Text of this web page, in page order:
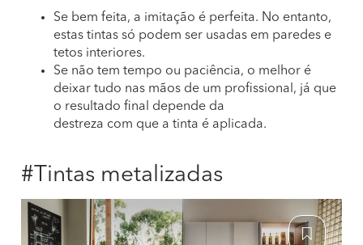
Se bem feita, a imitação é perfeita. No entanto,
estas tintas só podem ser usadas em paredes e
tetos interiores.
Se não tem tempo ou paciência, o melhor é
deixar tudo nas mãos de um profissional, já que
o resultado final depende da
destreza com que a tinta é aplicada.
#Tintas metalizadas